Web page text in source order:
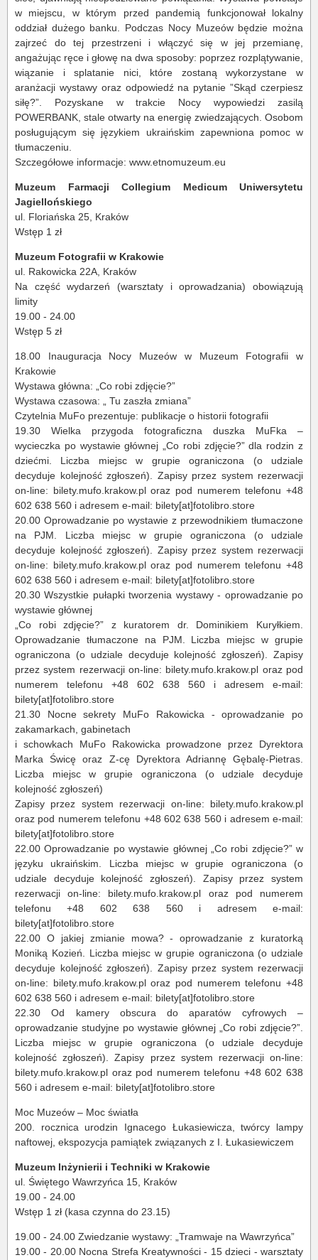
w miejscu, w którym przed pandemią funkcjonował lokalny
oddział dużego banku. Podczas Nocy Muzeów będzie można
zajrzeć do tej przestrzeni i włączyć się w jej przemianę,
angażując ręce i głowę na dwa sposoby: poprzez rozplątywanie,
wiązanie i splatanie nici, które zostaną wykorzystane w
aranżacji wystawy oraz odpowiedź na pytanie ”Skąd czerpiesz
siłę?”. Pozyskane w trakcie Nocy wypowiedzi zasilą
POWERBANK, stale otwarty na energię zwiedzających. Osobom
posługującym się językiem ukraińskim zapewniona pomoc w
tłumaczeniu.
Szczegółowe informacje: www.etnomuzeum.eu
Muzeum Farmacji Collegium Medicum Uniwersytetu
Jagiellońskiego
ul. Floriańska 25, Kraków
Wstęp 1 zł
Muzeum Fotografii w Krakowie
ul. Rakowicka 22A, Kraków
Na część wydarzeń (warsztaty i oprowadzania) obowiązują
limity
19.00 - 24.00
Wstęp 5 zł
18.00 Inauguracja Nocy Muzeów w Muzeum Fotografii w
Krakowie
Wystawa główna: „Co robi zdjęcie?”
Wystawa czasowa: „ Tu zaszła zmiana”
Czytelnia MuFo prezentuje: publikacje o historii fotografii
19.30 Wielka przygoda fotograficzna duszka MuFka –
wycieczka po wystawie głównej „Co robi zdjęcie?” dla rodzin z
dziećmi. Liczba miejsc w grupie ograniczona (o udziale
decyduje kolejność zgłoszeń). Zapisy przez system rezerwacji
on-line: bilety.mufo.krakow.pl oraz pod numerem telefonu +48
602 638 560 i adresem e-mail: bilety[at]fotolibro.store
20.00 Oprowadzanie po wystawie z przewodnikiem tłumaczone
na PJM. Liczba miejsc w grupie ograniczona (o udziale
decyduje kolejność zgłoszeń). Zapisy przez system rezerwacji
on-line: bilety.mufo.krakow.pl oraz pod numerem telefonu +48
602 638 560 i adresem e-mail: bilety[at]fotolibro.store
20.30 Wszystkie pułapki tworzenia wystawy - oprowadzanie po
wystawie głównej
„Co robi zdjęcie?” z kuratorem dr. Dominikiem Kuryłkiem.
Oprowadzanie tłumaczone na PJM. Liczba miejsc w grupie
ograniczona (o udziale decyduje kolejność zgłoszeń). Zapisy
przez system rezerwacji on-line: bilety.mufo.krakow.pl oraz pod
numerem telefonu +48 602 638 560 i adresem e-mail:
bilety[at]fotolibro.store
21.30 Nocne sekrety MuFo Rakowicka - oprowadzanie po
zakamarkach, gabinetach
i schowkach MuFo Rakowicka prowadzone przez Dyrektora
Marka Świcę oraz Z-cę Dyrektora Adriannę Gębalę-Pietras.
Liczba miejsc w grupie ograniczona (o udziale decyduje
kolejność zgłoszeń)
Zapisy przez system rezerwacji on-line: bilety.mufo.krakow.pl
oraz pod numerem telefonu +48 602 638 560 i adresem e-mail:
bilety[at]fotolibro.store
22.00 Oprowadzanie po wystawie głównej „Co robi zdjęcie?” w
języku ukraińskim. Liczba miejsc w grupie ograniczona (o
udziale decyduje kolejność zgłoszeń). Zapisy przez system
rezerwacji on-line: bilety.mufo.krakow.pl oraz pod numerem
telefonu +48 602 638 560 i adresem e-mail:
bilety[at]fotolibro.store
22.00 O jakiej zmianie mowa? - oprowadzanie z kuratorką
Moniką Kozień. Liczba miejsc w grupie ograniczona (o udziale
decyduje kolejność zgłoszeń). Zapisy przez system rezerwacji
on-line: bilety.mufo.krakow.pl oraz pod numerem telefonu +48
602 638 560 i adresem e-mail: bilety[at]fotolibro.store
22.30 Od kamery obscura do aparatów cyfrowych –
oprowadzanie studyjne po wystawie głównej „Co robi zdjęcie?”.
Liczba miejsc w grupie ograniczona (o udziale decyduje
kolejność zgłoszeń). Zapisy przez system rezerwacji on-line:
bilety.mufo.krakow.pl oraz pod numerem telefonu +48 602 638
560 i adresem e-mail: bilety[at]fotolibro.store
Moc Muzeów – Moc światła
200. rocznica urodzin Ignacego Łukasiewicza, twórcy lampy
naftowej, ekspozycja pamiątek związanych z I. Łukasiewiczem
Muzeum Inżynierii i Techniki w Krakowie
ul. Świętego Wawrzyńca 15, Kraków
19.00 - 24.00
Wstęp 1 zł (kasa czynna do 23.15)
19.00 - 24.00 Zwiedzanie wystawy: „Tramwaje na Wawrzyńca”
19.00 - 20.00 Nocna Strefa Kreatywności - 15 dzieci - warsztaty